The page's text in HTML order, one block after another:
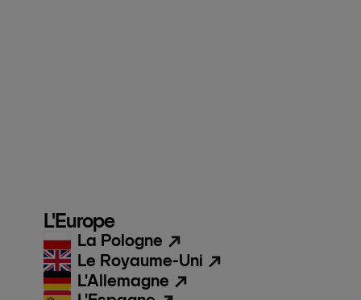
L'Europe
La Pologne
Le Royaume-Uni
L'Allemagne